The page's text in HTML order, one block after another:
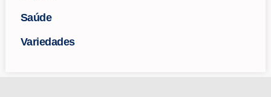
Saúde
Variedades